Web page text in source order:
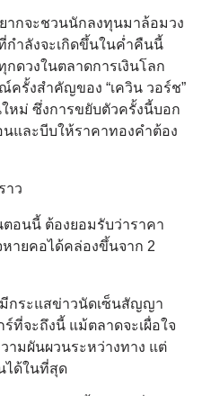
ากจะชวนนักลงทุนมาล้อมวง
กำลังจะเกิดขึ้นในค่ำคืนนี้
ดวงในตลาดการเงินโลก
ครั้งสำคัญของ “เควิน วอร์ช”
ใหม่ ซึ่งการขยับตัวครั้งนี้บอก
นและบีบให้ราคาทองคำต้อง
าว
อนนี้ ต้องยอมรับว่าราคา
ายคอได้คล่องขึ้นจาก 2
กระแสข่าวนัดเซ็นสัญญา
ที่จะถึงนี้ แม้ตลาดจะเผื่อใจ
มผันผวนระหว่างทาง แต่
ได้ในที่สุด